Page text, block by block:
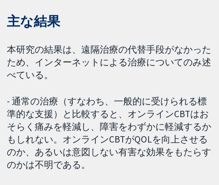
主な結果
本研究の結果は、遠隔治療の代替手段がなかった
ため、インターネットによる治療についてのみ述
べている。
- 通常の治療（すなわち、一般的に受けられる標
準的な支援）と比較すると、オンラインCBTはお
そらく痛みを軽減し、障害をわずかに軽減するか
もしれない。オンラインCBTがQOLを向上させる
のか、あるいは意図しない有害な効果をもたらす
のかは不明である。